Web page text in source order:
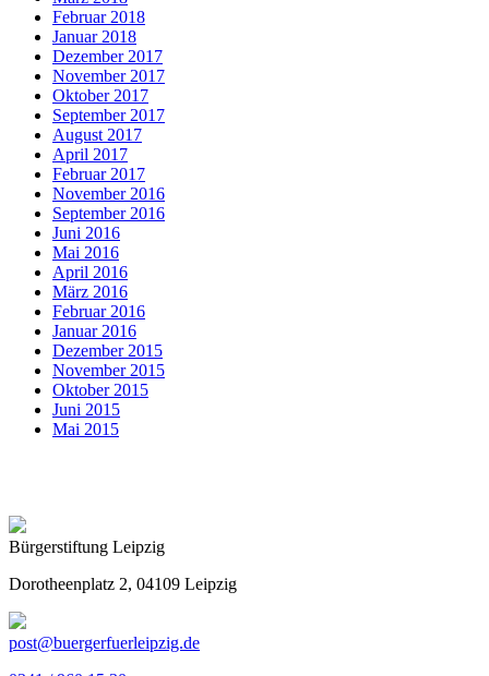
Februar 2018
Januar 2018
Dezember 2017
November 2017
Oktober 2017
September 2017
August 2017
April 2017
Februar 2017
November 2016
September 2016
Juni 2016
Mai 2016
April 2016
März 2016
Februar 2016
Januar 2016
Dezember 2015
November 2015
Oktober 2015
Juni 2015
Mai 2015
Bürgerstiftung Leipzig
Dorotheenplatz 2, 04109 Leipzig
post@buergerfuerleipzig.de